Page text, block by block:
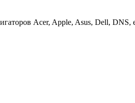
Acer, Apple, Asus, Dell,